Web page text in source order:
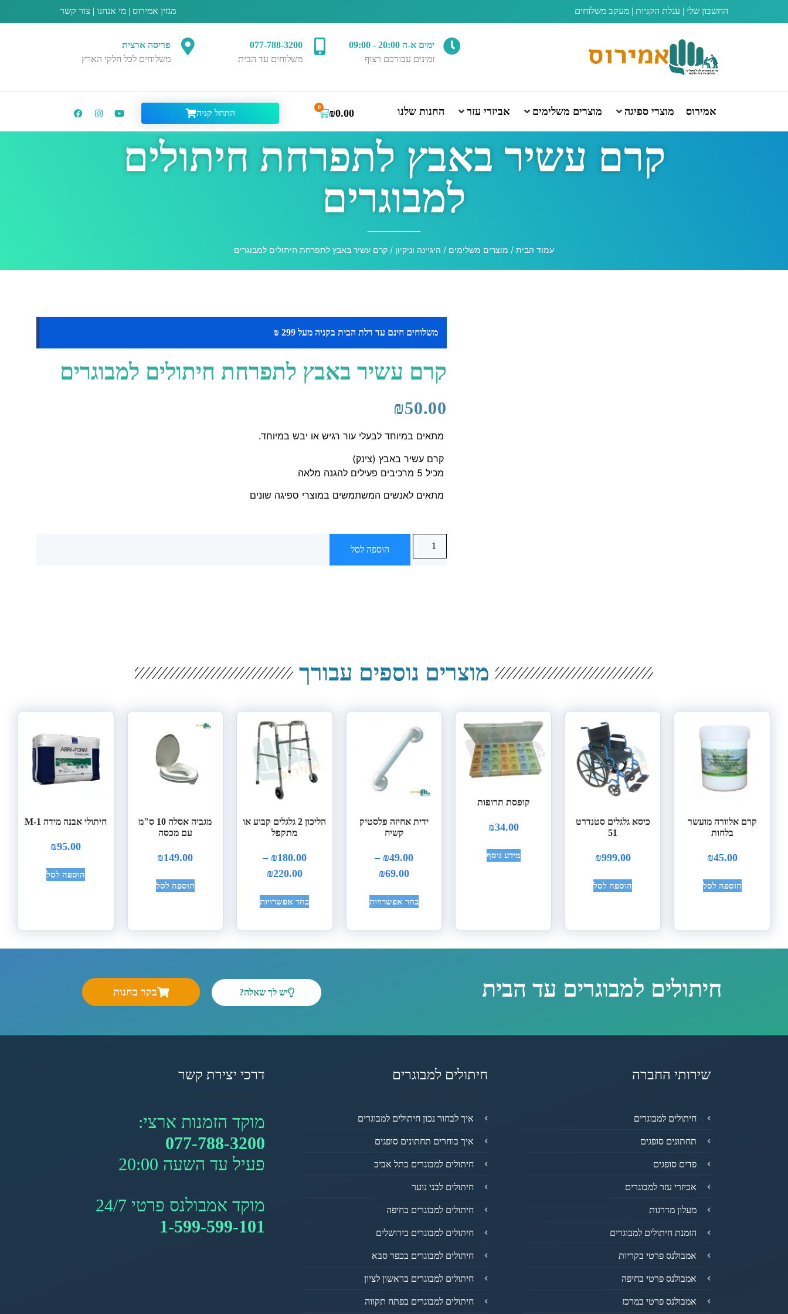
החשבון שלי | עגלת הקניות | מעקב משלוחים מגזין אמירוס | מי אנחנו | צור קשר
ימים א-ה 20:00 - 09:00
זמינים עבורכם רצוף
077-788-3200
משלוחים עד הבית
פריסה ארצית
משלוחים לכל חלקי הארץ
אמירוס מוצרי ספיגה מוצרים משלימים אביזרי עזר החנות שלנו ₪0.00
0
התחל קניה
קרם עשיר באבץ לתפרחת חיתולים
למבוגרים
עמוד הבית / מוצרים משלימים / היגיינה וניקיון / קרם עשיר באבץ לתפרחת חיתולים למבוגרים
משלוחים חינם עד דלת הבית בקניה מעל 299 ₪
קרם עשיר באבץ לתפרחת חיתולים למבוגרים
₪50.00
מתאים במיוחד לבעלי עור רגיש או יבש במיוחד.
קרם עשיר באבץ (צינק)
מכיל 5 מרכיבים פעילים להגנה מלאה
מתאים לאנשים המשתמשים במוצרי ספיגה שונים
הוספה לסל
מוצרים נוספים עבורך
קרם אלוורה מועשר
בלחות
₪45.00
הוספה לסל
כיסא גלגלים סטנדרט
51
₪999.00
הוספה לסל
קופסת תרופות
₪34.00
מידע נוסף
ידית אחיזה פלסטיק
קשיח
₪49.00
–
₪69.00
בחר אפשרויות
הליכון 2 גלגלים קבוע או
מתקפל
₪180.00
–
₪220.00
בחר אפשרויות
מגביה אסלה 10 ס"מ
עם מכסה
₪149.00
הוספה לסל
חיתולי אבנה מידה M-1
₪95.00
הוספה לסל
חיתולים למבוגרים עד הבית יש לך שאלה? בקר בחנות
שירותי החברה
חיתולים למבוגרים
תחתונים סופגים
פדים סופגים
אביזרי עזר למבוגרים
מעלון מדרגות
הזמנת חיתולים למבוגרים
אמבולנס פרטי בקריות
אמבולנס פרטי בחיפה
אמבולנס פרטי במרכז
חיתולים למבוגרים
איך לבחור נכון חיתולים למבוגרים
איך בוחרים תחתונים סופגים
חיתולים למבוגרים בתל אביב
חיתולים לבני נוער
חיתולים למבוגרים בחיפה
חיתולים למבוגרים בירושלים
חיתולים למבוגרים בכפר סבא
חיתולים למבוגרים בראשון לציון
חיתולים למבוגרים בפתח תקווה
דרכי יצירת קשר
מוקד הזמנות ארצי:
077-788-3200
פעיל עד השעה 20:00
מוקד אמבולנס פרטי 24/7
1-599-599-101